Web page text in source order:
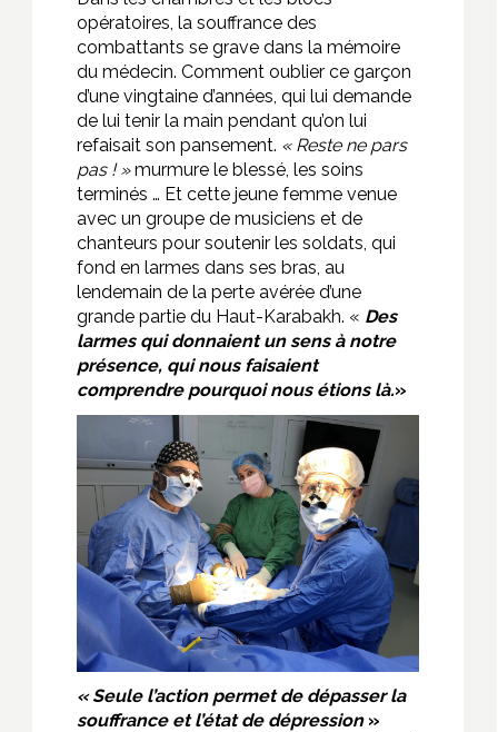
opératoires, la souffrance des
combattants se grave dans la mémoire
du médecin. Comment oublier ce garçon
d’une vingtaine d’années, qui lui demande
de lui tenir la main pendant qu’on lui
refaisait son pansement. « Reste ne pars
pas ! »murmure le blessé, les soins
terminés … Et cette jeune femme venue
avec un groupe de musiciens et de
chanteurs pour soutenir les soldats, qui
fond en larmes dans ses bras, au
lendemain de la perte avérée d’une
grande partie du Haut-Karabakh. « Des
larmes qui donnaient un sens à notre
présence, qui nous faisaient
comprendre pourquoi nous étions là.»
« Seule l’action permet de dépasser la
souffrance et l’état de dépression»